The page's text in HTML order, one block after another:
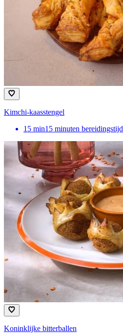
Kimchi-kaasstengel
15 min15 minuten bereidingstijd
Koninklijke bitterballen